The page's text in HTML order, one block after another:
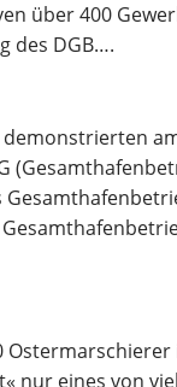
über 400
des DGB….
nur eines von